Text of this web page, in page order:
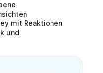
mit Reaktionen
und